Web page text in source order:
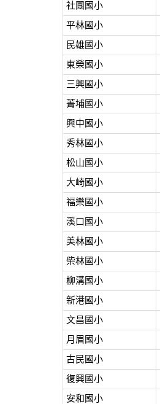
社團國小
平林國小
民雄國小
東榮國小
三興國小
菁埔國小
興中國小
秀林國小
松山國小
大崎國小
福樂國小
溪口國小
美林國小
柴林國小
柳溝國小
新港國小
文昌國小
月眉國小
古民國小
復興國小
安和國小